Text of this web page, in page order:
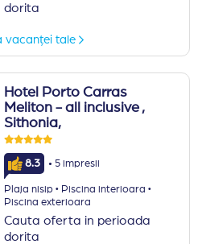
dorita
vacanței tale
Hotel Porto Carras
Meliton - all inclusive ,
Sithonia,
8.3 · 5 impresii
Plaja nisip ·Piscina interioara ·
Piscina exterioara
Cauta oferta in perioada
dorita